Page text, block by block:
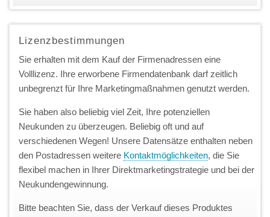
Lizenzbestimmungen
Sie erhalten mit dem Kauf der Firmenadressen eine
Volllizenz. Ihre erworbene Firmendatenbank darf zeitlich
unbegrenzt für Ihre Marketingmaßnahmen genutzt werden.
Sie haben also beliebig viel Zeit, Ihre potenziellen
Neukunden zu überzeugen. Beliebig oft und auf
verschiedenen Wegen! Unsere Datensätze enthalten neben
den Postadressen weitere Kontaktmöglichkeiten, die Sie
flexibel machen in Ihrer Direktmarketingstrategie und bei der
Neukundengewinnung.
Bitte beachten Sie, dass der Verkauf dieses Produktes